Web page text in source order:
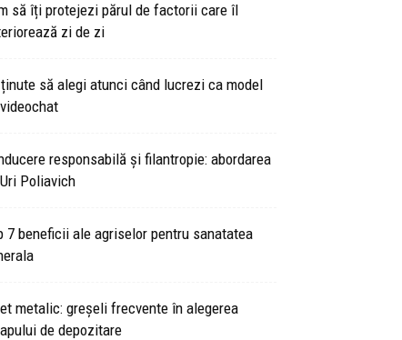
să îți protejezi părul de factorii care îl
zi de zi
să alegi atunci când lucrezi ca model
responsabilă și filantropie: abordarea
Poliavich
7 beneficii ale agriselor pentru sanatatea
metalic: greșeli frecvente în alegerea
de depozitare